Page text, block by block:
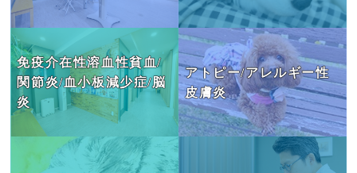
免疫介在性溶血性貧血/
関節炎/血小板減少症/脳
炎
アトピー/アレルギー性
皮膚炎